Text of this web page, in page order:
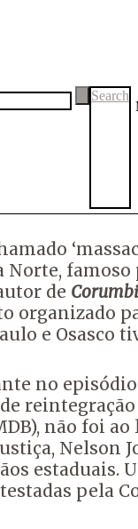
Search
Norte,
de
organizado
e Osasco
no
não foi
Nelson
estaduais.
pela